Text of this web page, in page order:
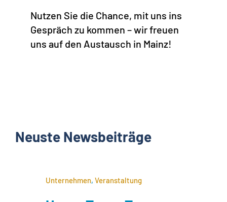
Nutzen Sie die Chance, mit uns ins
Gespräch zu kommen – wir freuen
uns auf den Austausch in Mainz!
Neuste Newsbeiträge
Unternehmen, Veranstaltung